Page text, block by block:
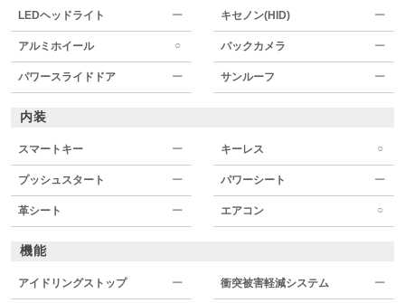
LEDヘッドライト ー キセノン(HID) ー
アルミホイール ○ バックカメラ ー
パワースライドドア ー サンルーフ ー
内装
スマートキー ー キーレス ○
プッシュスタート ー パワーシート ー
革シート ー エアコン ○
機能
アイドリングストップ ー 衝突被害軽減システム ー